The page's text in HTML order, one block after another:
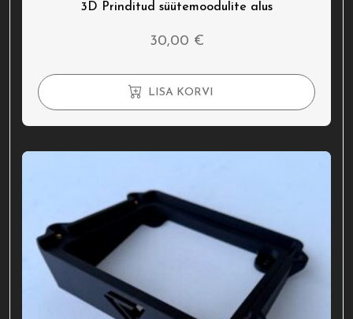
3D Prinditud süütemoodulite alus
30,00 €
LISA KORVI